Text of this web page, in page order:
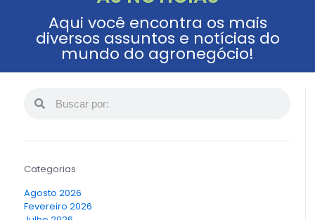
Aqui você encontra os mais
diversos assuntos e notícias do
mundo do agronegócio!
Categorias
Agosto 2026
Fevereiro 2026